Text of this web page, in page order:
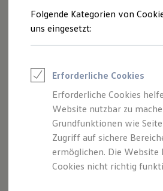
Feuerwehr
Rettungsdienste
ONE Business ID Vorteile
Fahrzeugsuche & Marktplatz
Digitaler Marktplatz
Kauf & Finanzierung
Online-Fahrzeugbewertung
Aktionen & Angebote
E-Auto-Förderung
Für Privatkunden
Für Gewerbekunden
Profi Paket
TopDeal
Autohaus Spreckelsen
Co. KG als
dieser Webseite speziell
Impressum
Datenschutzerklärung
Folgende Kategorien von
uns eingesetzt:
Erforderliche Cookies
Erforderliche Cookies
Website nutzbar zu
Grundfunktionen wie
Zugriff auf sichere
ermöglichen. Die Website
Cookies nicht richtig